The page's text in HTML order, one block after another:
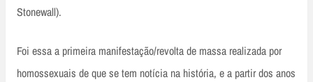
Stonewall).
Foi essa a primeira manifestação/revolta de massa realizada por
homossexuais de que se tem notícia na história, e a partir dos anos